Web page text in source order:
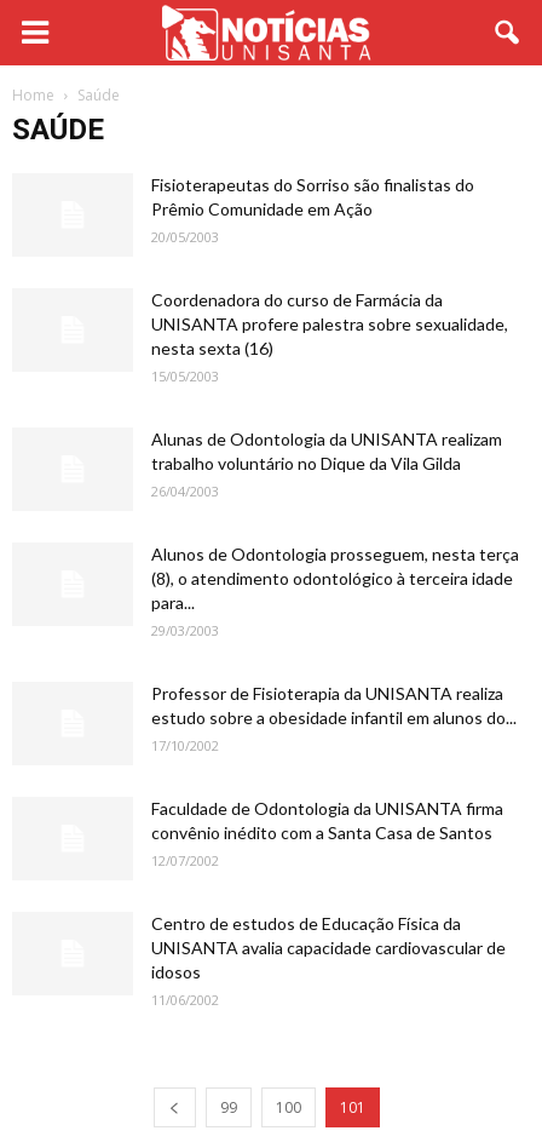
Home Saúde
SAÚDE
Fisioterapeutas do Sorriso são finalistas do
Prêmio Comunidade em Ação
20/05/2003
Coordenadora do curso de Farmácia da
UNISANTA profere palestra sobre sexualidade,
nesta sexta (16)
15/05/2003
Alunas de Odontologia da UNISANTA realizam
trabalho voluntário no Dique da Vila Gilda
26/04/2003
Alunos de Odontologia prosseguem, nesta terça
(8), o atendimento odontológico à terceira idade
para...
29/03/2003
Professor de Fisioterapia da UNISANTA realiza
estudo sobre a obesidade infantil em alunos do...
17/10/2002
Faculdade de Odontologia da UNISANTA firma
convênio inédito com a Santa Casa de Santos
12/07/2002
Centro de estudos de Educação Física da
UNISANTA avalia capacidade cardiovascular de
idosos
11/06/2002
99 100 101